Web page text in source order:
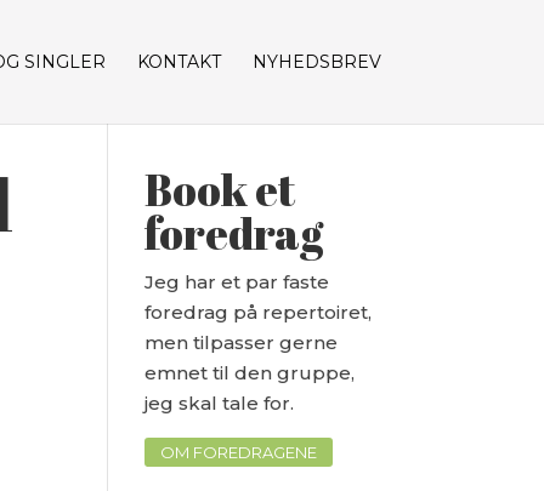
SINGLER KONTAKT NYHEDSBREV
Book et
foredrag
Jeg har et par faste
foredrag på repertoiret,
men tilpasser gerne
emnet til den gruppe,
jeg skal tale for.
OM FOREDRAGENE